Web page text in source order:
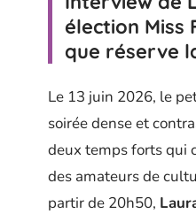
élection Miss
que réserve
Le 13 juin 2026, le
soirée dense et
deux temps forts qui
des amateurs de
partir de 20h50,